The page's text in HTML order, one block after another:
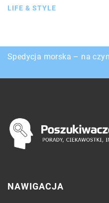
LIFE & STYLE
Organizacja przyjęcia w
Spedycja morska – na
W leczeniu jakich
NAWIGACJA